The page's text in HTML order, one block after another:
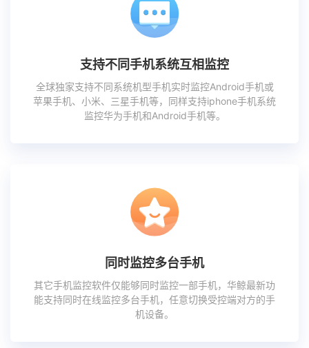
支持不同手机系统互相监控
全球独家支持不同系统机型手机实时监控Android手机或
苹果手机、小米、三星手机等，同样支持iphone手机系统
监控华为手机和Android手机等。
同时监控多台手机
其它手机监控软件仅能够同时监控一部手机，华鲸最新功
能支持同时在线监控多台手机，任意切换受控端对方的手
机设备。